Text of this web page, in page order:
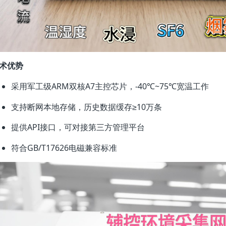
优势
采用军工级ARM双核A7主控芯片，-40℃~75℃宽温工作
支持断网本地存储，历史数据缓存≥10万条
提供API接口，可对接第三方管理平台
符合GB/T17626电磁兼容标准